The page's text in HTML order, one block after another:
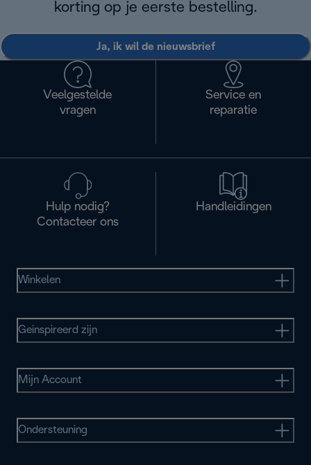
korting op je eerste bestelling.
Ja, ik wil de nieuwsbrief
Veelgestelde
vragen
Service en
reparatie
Hulp nodig?
Contacteer ons
Handleidingen
Winkelen
Geinspireerd zijn
Mijn Account
Ondersteuning